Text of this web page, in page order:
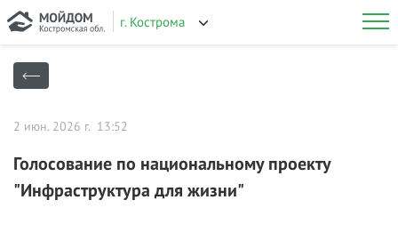
г. Кострома
2 июн. 2026 г. 13:52
Голосование по национальному проекту
"Инфраструктура для жизни"